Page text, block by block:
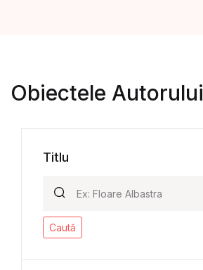
Obiectele Autorului
Titlu
Caută